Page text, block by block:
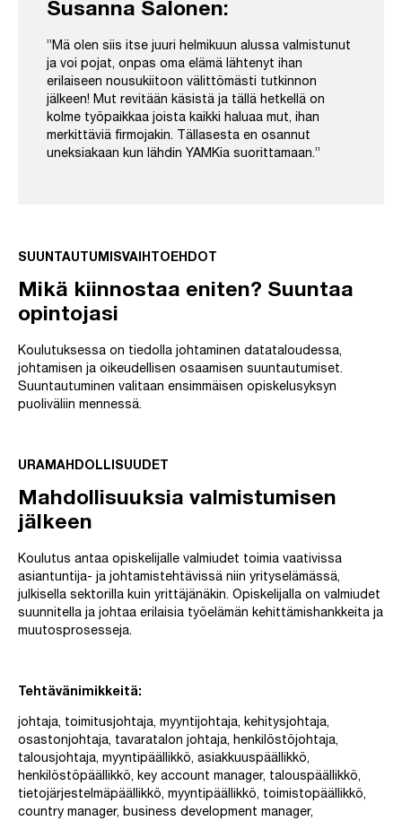
Susanna Salonen:
”Mä olen siis itse juuri helmikuun alussa valmistunut
ja voi pojat, onpas oma elämä lähtenyt ihan
erilaiseen nousukiitoon välittömästi tutkinnon
jälkeen! Mut revitään käsistä ja tällä hetkellä on
kolme työpaikkaa joista kaikki haluaa mut, ihan
merkittäviä firmojakin. Tällasesta en osannut
uneksiakaan kun lähdin YAMKia suorittamaan.”
SUUNTAUTUMISVAIHTOEHDOT
Mikä kiinnostaa eniten? Suuntaa
opintojasi
Koulutuksessa on tiedolla johtaminen datataloudessa,
johtamisen ja oikeudellisen osaamisen suuntautumiset.
Suuntautuminen valitaan ensimmäisen opiskelusyksyn
puoliväliin mennessä.
URAMAHDOLLISUUDET
Mahdollisuuksia valmistumisen
jälkeen
Koulutus antaa opiskelijalle valmiudet toimia vaativissa
asiantuntija- ja johtamistehtävissä niin yrityselämässä,
julkisella sektorilla kuin yrittäjänäkin. Opiskelijalla on valmiudet
suunnitella ja johtaa erilaisia työelämän kehittämishankkeita ja
muutosprosesseja.
Tehtävänimikkeitä:
johtaja, toimitusjohtaja, myyntijohtaja, kehitysjohtaja,
osastonjohtaja, tavaratalon johtaja, henkilöstöjohtaja,
talousjohtaja, myyntipäällikkö, asiakkuuspäällikkö,
henkilöstöpäällikkö, key account manager, talouspäällikkö,
tietojärjestelmäpäällikkö, myyntipäällikkö, toimistopäällikkö,
country manager, business development manager,